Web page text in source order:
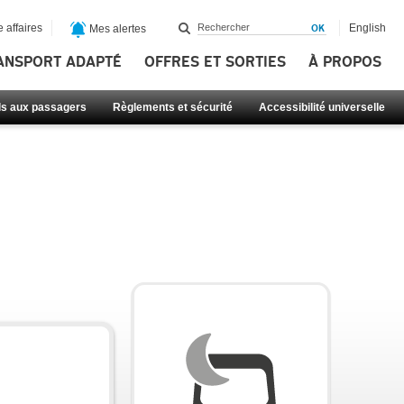
ADAPTÉ OFFRES ET SORTIES À PROPOS
aux passagers Règlements et sécurité Accessibilité universelle
affaires Mes alertes English